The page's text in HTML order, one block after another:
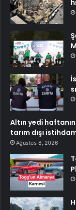
Altın yedi
tarım dışı
Ağustos 8, 2026